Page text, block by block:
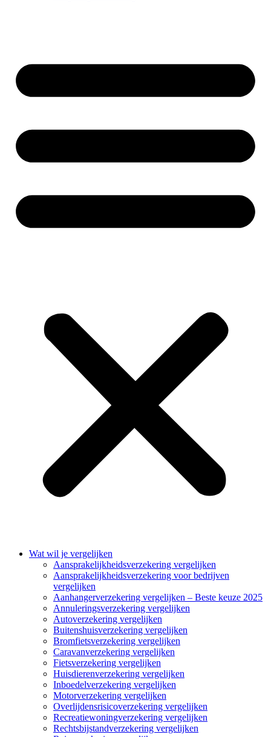
Wat wil je vergelijken
Aansprakelijkheidsverzekering vergelijken
Aansprakelijkheidsverzekering voor bedrijven
vergelijken
Aanhangerverzekering vergelijken – Beste keuze 2025
Annuleringsverzekering vergelijken
Autoverzekering vergelijken
Buitenshuisverzekering vergelijken
Bromfietsverzekering vergelijken
Caravanverzekering vergelijken
Fietsverzekering vergelijken
Huisdierenverzekering vergelijken
Inboedelverzekering vergelijken
Motorverzekering vergelijken
Overlijdensrisicoverzekering vergelijken
Recreatiewoningverzekering vergelijken
Rechtsbijstandverzekering vergelijken